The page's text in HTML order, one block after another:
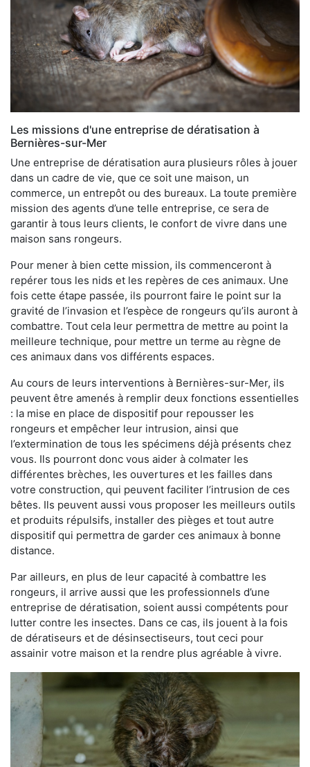
Les missions d'une entreprise de dératisation à
Bernières-sur-Mer
Une entreprise de dératisation aura plusieurs rôles à jouer
dans un cadre de vie, que ce soit une maison, un
commerce, un entrepôt ou des bureaux. La toute première
mission des agents d’une telle entreprise, ce sera de
garantir à tous leurs clients, le confort de vivre dans une
maison sans rongeurs.
Pour mener à bien cette mission, ils commenceront à
repérer tous les nids et les repères de ces animaux. Une
fois cette étape passée, ils pourront faire le point sur la
gravité de l’invasion et l’espèce de rongeurs qu’ils auront à
combattre. Tout cela leur permettra de mettre au point la
meilleure technique, pour mettre un terme au règne de
ces animaux dans vos différents espaces.
Au cours de leurs interventions à Bernières-sur-Mer, ils
peuvent être amenés à remplir deux fonctions essentielles
: la mise en place de dispositif pour repousser les
rongeurs et empêcher leur intrusion, ainsi que
l’extermination de tous les spécimens déjà présents chez
vous. Ils pourront donc vous aider à colmater les
différentes brèches, les ouvertures et les failles dans
votre construction, qui peuvent faciliter l’intrusion de ces
bêtes. Ils peuvent aussi vous proposer les meilleurs outils
et produits répulsifs, installer des pièges et tout autre
dispositif qui permettra de garder ces animaux à bonne
distance.
Par ailleurs, en plus de leur capacité à combattre les
rongeurs, il arrive aussi que les professionnels d’une
entreprise de dératisation, soient aussi compétents pour
lutter contre les insectes. Dans ce cas, ils jouent à la fois
de dératiseurs et de désinsectiseurs, tout ceci pour
assainir votre maison et la rendre plus agréable à vivre.